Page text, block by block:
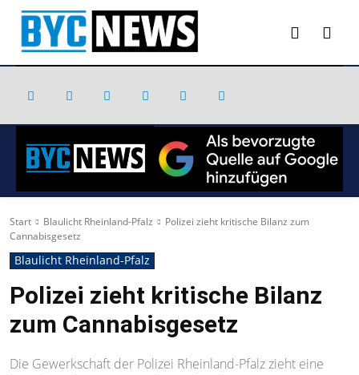
Start Blaulicht Rheinland-Pfalz
Polizei zieht kritische Bilanz zum
Cannabisgesetz
Blaulicht Rheinland-Pfalz
Polizei zieht kritische Bilanz
zum Cannabisgesetz
Die Gewerkschaft der Polizei Rheinland-Pfalz zieht eine